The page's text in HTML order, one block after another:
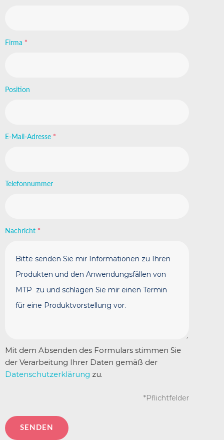
Firma *
Position
E-Mail-Adresse *
Telefonnummer
Nachricht *
Mit dem Absenden des Formulars stimmen Sie
der Verarbeitung Ihrer Daten gemäß der
Datenschutzerklärung zu.
*Pflichtfelder